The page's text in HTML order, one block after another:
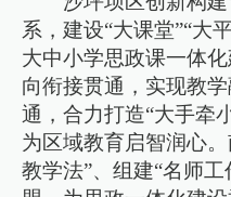
系，建设“大课堂”“大
大中小学思政课一体
向衔接贯通，实现教
通，合力打造“大手牵
为区域教育启智润心
教学法”、组建“名师